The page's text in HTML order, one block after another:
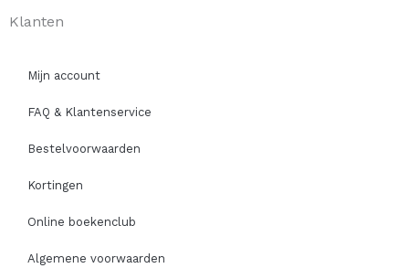
Klanten
Mijn account
FAQ & Klantenservice
Bestelvoorwaarden
Kortingen
Online boekenclub
Algemene voorwaarden